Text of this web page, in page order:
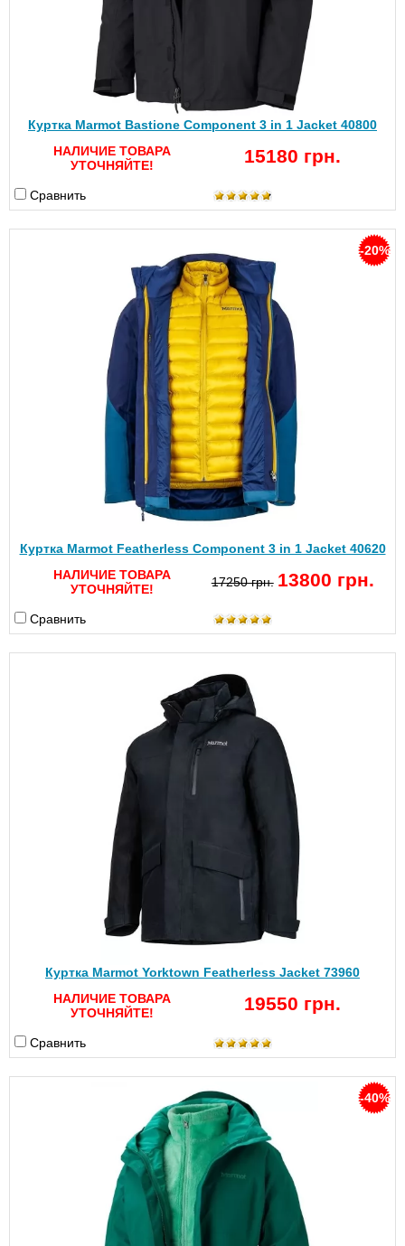
Куртка Marmot Bastione Component 3 in 1 Jacket 40800
НАЛИЧИЕ ТОВАРА
УТОЧНЯЙТЕ!
15180 грн.
Сравнить
-20%
Куртка Marmot Featherless Component 3 in 1 Jacket 40620
НАЛИЧИЕ ТОВАРА
УТОЧНЯЙТЕ!
17250 грн. 13800 грн.
Сравнить
Куртка Marmot Yorktown Featherless Jacket 73960
НАЛИЧИЕ ТОВАРА
УТОЧНЯЙТЕ!
19550 грн.
Сравнить
-40%